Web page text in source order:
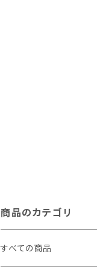
商品のカテゴリ
すべての商品